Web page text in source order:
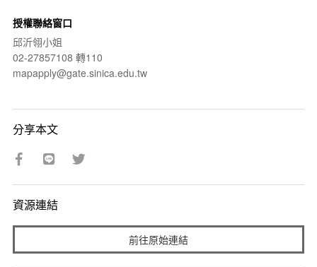
授權聯絡窗口
邱沂翎小姐
02-27857108 轉110
mapapply@gate.sinica.edu.tw
分享本文
資源連結
前往原始連結